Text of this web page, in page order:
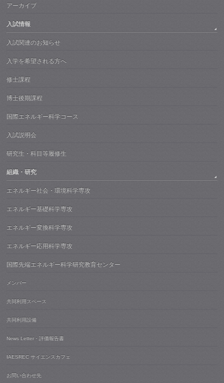
アーカイブ
入試情報
入試関連のお知らせ
入学を希望される方へ
修士課程
博士後期課程
国際エネルギー科学コース
入試説明会
研究生・科目等履修生
組織・研究
エネルギー社会・環境科学専攻
エネルギー基礎科学専攻
エネルギー変換科学専攻
エネルギー応用科学専攻
国際先端エネルギー科学研究教育センター
メンバー
共同利用スペース
共同利用設備
News Letter・評価報告書
IAESREC サイエンスカフェ
お問い合わせ先